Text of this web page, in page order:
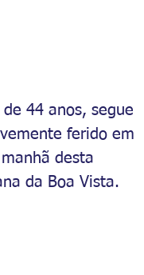
44 anos, segue
ferido em
desta
da Boa Vista.